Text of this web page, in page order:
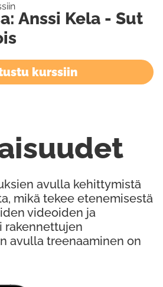
Anssi Kela - Sut
kurssiin
avulla kehittymistä
mikä tekee etenemisestä
videoiden ja
rakennettujen
avulla treenaaminen on